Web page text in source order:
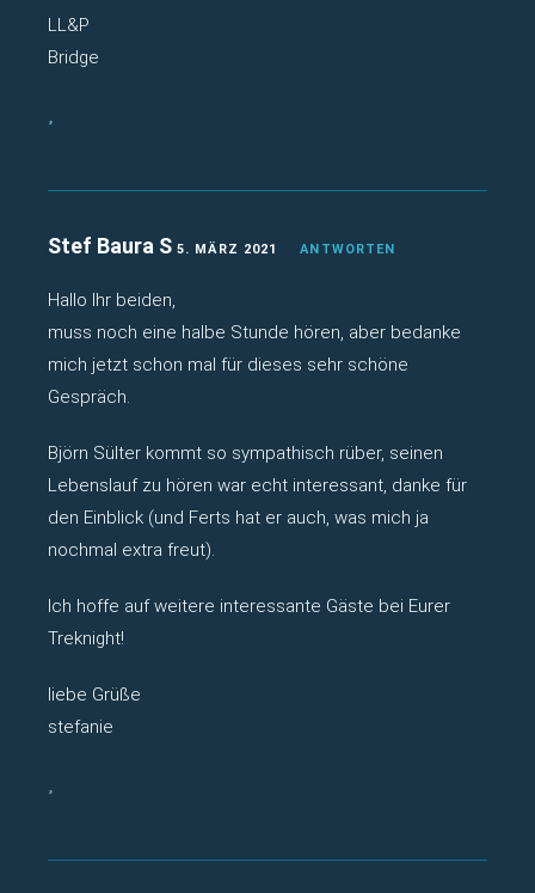
LL&P
Bridge
Stef Baura S 5. MÄRZ 2021 ANTWORTEN
Hallo Ihr beiden,
muss noch eine halbe Stunde hören, aber bedanke
mich jetzt schon mal für dieses sehr schöne
Gespräch.
Björn Sülter kommt so sympathisch rüber, seinen
Lebenslauf zu hören war echt interessant, danke für
den Einblick (und Ferts hat er auch, was mich ja
nochmal extra freut).
Ich hoffe auf weitere interessante Gäste bei Eurer
Treknight!
liebe Grüße
stefanie